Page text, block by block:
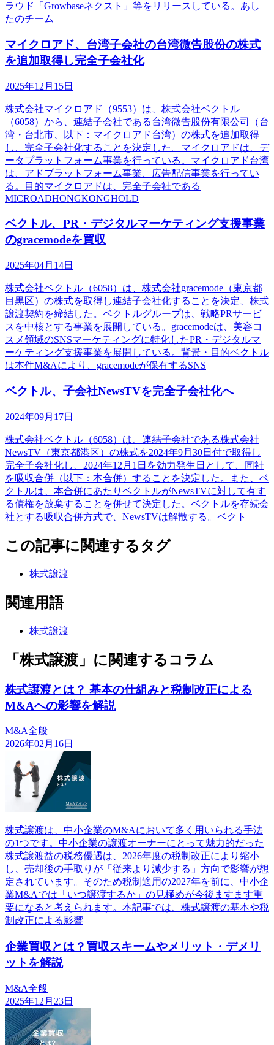
ラウド「Growbaseネクスト」等をリリースしている。あし
たのチーム
マイクロアド、台湾子会社の台湾微告股份の株式
を追加取得し完全子会社化
2025年12月15日
株式会社マイクロアド（9553）は、株式会社ベクトル
（6058）から、連結子会社である台湾微告股份有限公司（台
湾・台北市、以下：マイクロアド台湾）の株式を追加取得
し、完全子会社化することを決定した。マイクロアドは、デ
ータプラットフォーム事業を行っている。マイクロアド台湾
は、アドプラットフォーム事業、広告配信事業を行ってい
る。目的マイクロアドは、完全子会社である
MICROADHONGKONGHOLD
ベクトル、PR・デジタルマーケティング支援事業
のgracemodeを買収
2025年04月14日
株式会社ベクトル（6058）は、株式会社gracemode（東京都
目黒区）の株式を取得し連結子会社化することを決定、株式
譲渡契約を締結した。ベクトルグループは、戦略PRサービ
スを中核とする事業を展開している。gracemodeは、美容コ
スメ領域のSNSマーケティングに特化したPR・デジタルマ
ーケティング支援事業を展開している。背景・目的ベクトル
は本件M&Aにより、gracemodeが保有するSNS
ベクトル、子会社NewsTVを完全子会社化へ
2024年09月17日
株式会社ベクトル（6058）は、連結子会社である株式会社
NewsTV（東京都港区）の株式を2024年9月30日付で取得し
完全子会社化し、2024年12月1日を効力発生日として、同社
を吸収合併（以下：本合併）することを決定した。また、ベ
クトルは、本合併にあたりベクトルがNewsTVに対して有す
る債権を放棄することを併せて決定した。ベクトルを存続会
社とする吸収合併方式で、NewsTVは解散する。ベクト
この記事に関連するタグ
株式譲渡
関連用語
株式譲渡
「株式譲渡」に関連するコラム
株式譲渡とは？ 基本の仕組みと税制改正による
M&Aへの影響を解説
M&A全般
2026年02月16日
株式譲渡は、中小企業のM&Aにおいて多く用いられる手法
の1つです。中小企業の譲渡オーナーにとって魅力的だった
株式譲渡益の税務優遇は、2026年度の税制改正により縮小
し、売却後の手取りが「従来より減少する」方向で影響が想
定されています。そのため税制適用の2027年を前に、中小企
業M&Aでは「いつ譲渡するか」の見極めが今後ますます重
要になると考えられます。本記事では、株式譲渡の基本や税
制改正による影響
企業買収とは？買収スキームやメリット・デメリ
ットを解説
M&A全般
2025年12月23日